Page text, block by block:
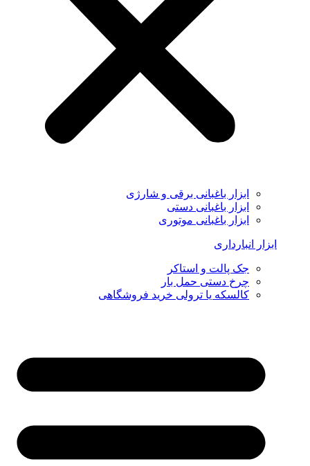
ابزار باغبانی برقی و شارژی
ابزار باغبانی دستی
ابزار باغبانی موتوری
ابزار انبارداری
جک پالت و استاکر
چرخ دستی حمل بار
کالسکه یا ترولی خرید فروشگاهی